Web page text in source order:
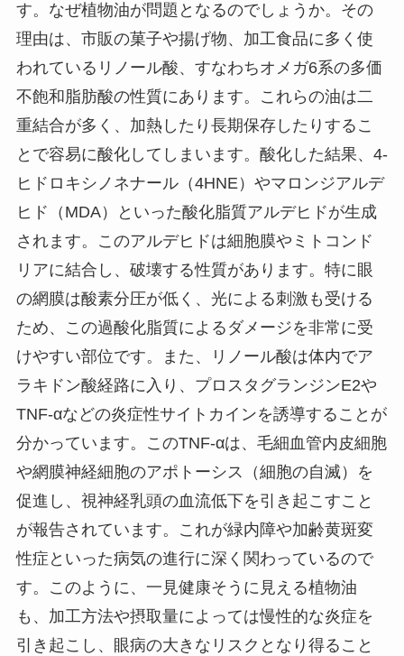
す。なぜ植物油が問題となるのでしょうか。その
理由は、市販の菓子や揚げ物、加工食品に多く使
われているリノール酸、すなわちオメガ6系の多価
不飽和脂肪酸の性質にあります。これらの油は二
重結合が多く、加熱したり長期保存したりするこ
とで容易に酸化してしまいます。酸化した結果、4-
ヒドロキシノネナール（4HNE）やマロンジアルデ
ヒド（MDA）といった酸化脂質アルデヒドが生成
されます。このアルデヒドは細胞膜やミトコンド
リアに結合し、破壊する性質があります。特に眼
の網膜は酸素分圧が低く、光による刺激も受ける
ため、この過酸化脂質によるダメージを非常に受
けやすい部位です。また、リノール酸は体内でア
ラキドン酸経路に入り、プロスタグランジンE2や
TNF-αなどの炎症性サイトカインを誘導することが
分かっています。このTNF-αは、毛細血管内皮細胞
や網膜神経細胞のアポトーシス（細胞の自滅）を
促進し、視神経乳頭の血流低下を引き起こすこと
が報告されています。これが緑内障や加齢黄斑変
性症といった病気の進行に深く関わっているので
す。このように、一見健康そうに見える植物油
も、加工方法や摂取量によっては慢性的な炎症を
引き起こし、眼病の大きなリスクとなり得ること